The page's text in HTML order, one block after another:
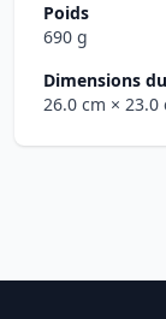
Poids
690 g
Dimensions
26.0 cm × 23.0